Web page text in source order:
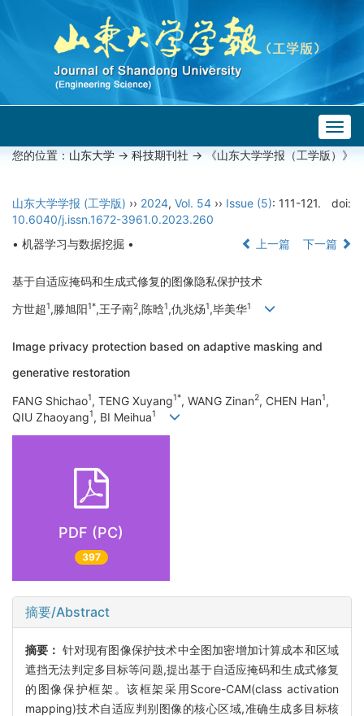
您的位置： 山东大学 -> 科技期刊社 -> 《山东大学学报（工学版）》
山东大学学报 (工学版) ›› 2024, Vol. 54 ›› Issue (5): 111-121.
doi:
10.6040/j.issn.1672-3961.0.2023.260
• 机器学习与数据挖掘 •
上一篇 下一篇
基于自适应掩码和生成式修复的图像隐私保护技术
方世超1,滕旭阳1*,王子南2,陈晗1,仇兆炀1,毕美华1
Image privacy protection based on adaptive masking and
generative restoration
FANG Shichao1, TENG Xuyang1*, WANG Zinan2, CHEN Han1,
QIU Zhaoyang1, BI Meihua1
PDF (PC)
397
摘要/Abstract
摘要： 针对现有图像保护技术中全图加密增加计算成本和区域
遮挡无法判定多目标等问题,提出基于自适应掩码和生成式修复
的图像保护框架。该框架采用Score-CAM(class activation
mapping)技术自适应判别图像的核心区域,准确生成多目标核